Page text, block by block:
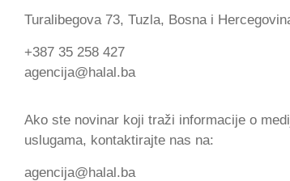
Turalibegova 73, Tuzla, Bosna i
+387 35 258 427
agencija@halal.ba
Ako ste novinar koji traži informacije o
uslugama, kontaktirajte nas na:
agencija@halal.ba